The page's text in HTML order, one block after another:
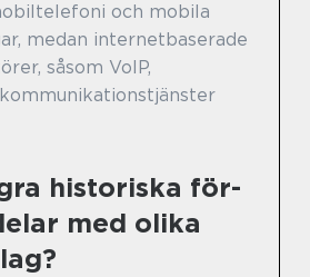
och mobila
medan internetbaserade
såsom VoIP,
historiska för-
med olika